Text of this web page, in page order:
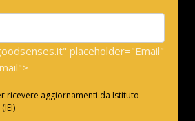
placeholder="Email"
ricevere aggiornamenti da Istituto